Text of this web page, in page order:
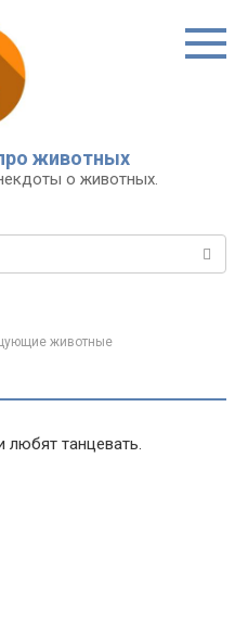
животных
о животных.
животные
танцевать.